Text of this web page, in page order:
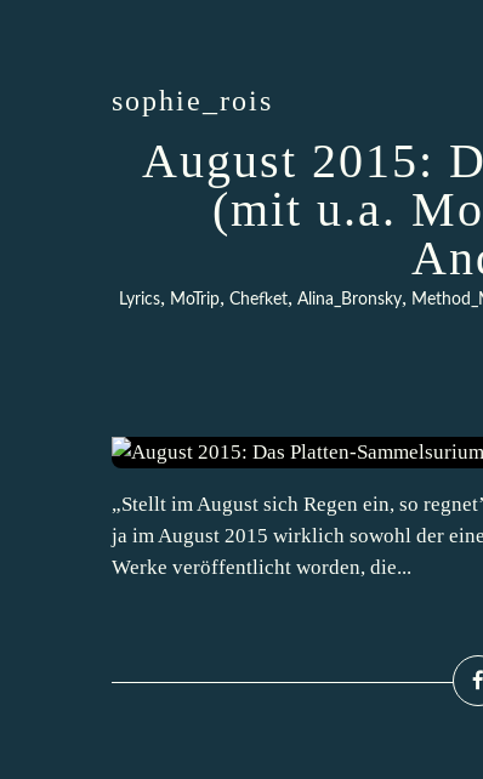
sophie_rois
August 2015:
(mit u.a.
Lyrics, MoTrip, Chefket, Alina_Bronsky,
„Stellt im August sich Regen ein, so
ja im August 2015 wirklich sowohl der
Werke veröffentlicht worden, die...